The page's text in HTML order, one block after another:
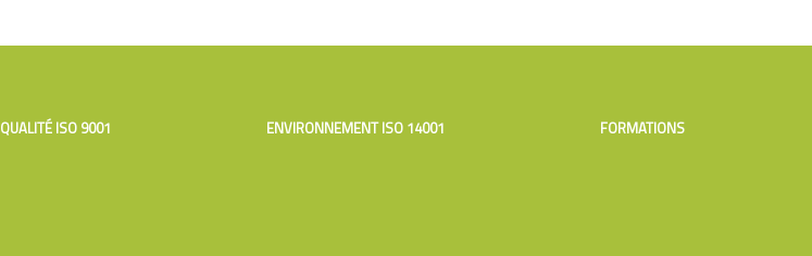
QUALITÉ ISO 9001 ENVIRONNEMENT ISO 14001 FORMATIONS